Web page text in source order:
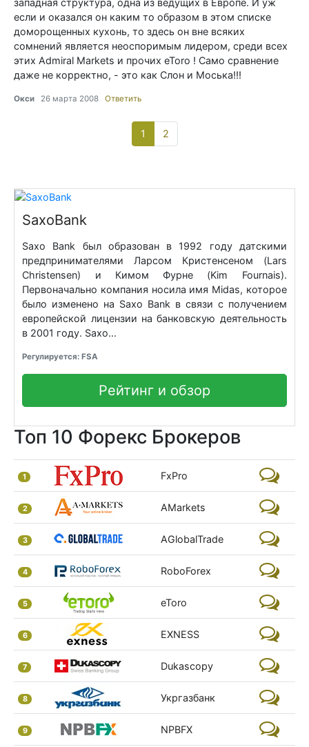
если и оказался он каким то образом в этом списке
доморощенных кухонь, то здесь он вне всяких
сомнений является неоспоримым лидером, среди всех
этих Admiral Markets и прочих eToro ! Само сравнение
даже не корректно, - это как Слон и Моська!!!
Окси 26 марта 2008 Ответить
1 (current)
2
SaxoBank
Saxo Bank был образован в 1992 году датскими
предпринимателями Ларсом Кристенсеном (Lars
Christensen) и Кимом Фурне (Kim Fournais).
Первоначально компания носила имя Midas, которое
было изменено на Saxo Bank в связи с получением
европейской лицензии на банковскую деятельность
в 2001 году. Saxo...
Регулируется: FSA
Рейтинг и обзор
Топ 10 Форекс Брокеров
1 FxPro
2 AMarkets
3 AGlobalTrade
4 RoboForex
5 eToro
6 EXNESS
7 Dukascopy
8 Укргазбанк
9 NPBFX